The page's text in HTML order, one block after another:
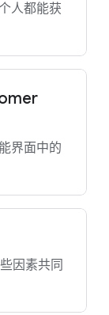
人都能获
界面中的
因素共同